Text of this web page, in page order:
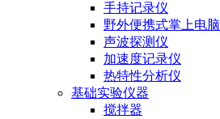
手持记录仪
野外便携式掌上电脑
声波探测仪
加速度记录仪
热特性分析仪
基础实验仪器
搅拌器